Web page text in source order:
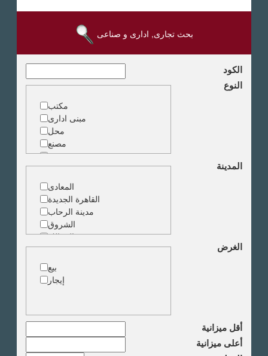
بحث تجارى, ادارى و صناعى
الكود
النوع
مكتب
مبنى ادارى
محل
مصنع
مخزن
ارض خدمات
المدينة
المعادى
القاهرة الجديدة
مدينة الرحاب
الشروق
الزمالك
جاردن سيتى
دقى
المهندسين
الجيزة
وسط البلد
مصر الجديدة
مدينة نصر
السادس من اكتوبر
الغرض
بيع
إيجار
أقل ميزانية
أعلى ميزانية